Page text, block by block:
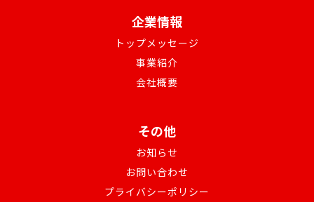
企業情報
トップメッセージ
事業紹介
会社概要
その他
お知らせ
お問い合わせ
プライバシーポリシー